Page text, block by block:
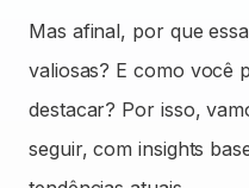
Mas afinal, por que
valiosas? E como você
destacar? Por isso,
seguir, com insights